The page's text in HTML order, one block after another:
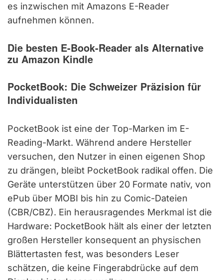
es inzwischen mit Amazons E-Reader
aufnehmen können.
Die besten E-Book-Reader als Alternative
zu Amazon Kindle
PocketBook: Die Schweizer Präzision für
Individualisten
PocketBook ist eine der Top-Marken im E-
Reading-Markt. Während andere Hersteller
versuchen, den Nutzer in einen eigenen Shop
zu drängen, bleibt PocketBook radikal offen. Die
Geräte unterstützen über 20 Formate nativ, von
ePub über MOBI bis hin zu Comic-Dateien
(CBR/CBZ). Ein herausragendes Merkmal ist die
Hardware: PocketBook hält als einer der letzten
großen Hersteller konsequent an physischen
Blättertasten fest, was besonders Leser
schätzen, die keine Fingerabdrücke auf dem